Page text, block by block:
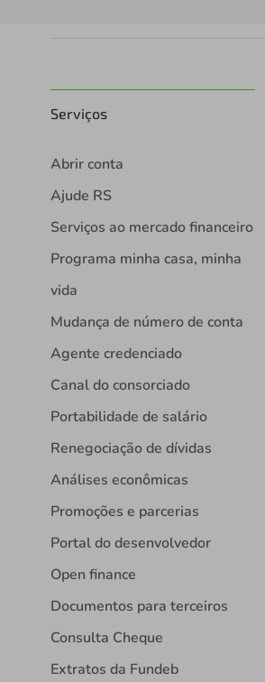
Serviços
Abrir conta
Ajude RS
Serviços ao mercado financeiro
Programa minha casa, minha
vida
Mudança de número de conta
Agente credenciado
Canal do consorciado
Portabilidade de salário
Renegociação de dívidas
Análises econômicas
Promoções e parcerias
Portal do desenvolvedor
Open finance
Documentos para terceiros
Consulta Cheque
Extratos da Fundeb